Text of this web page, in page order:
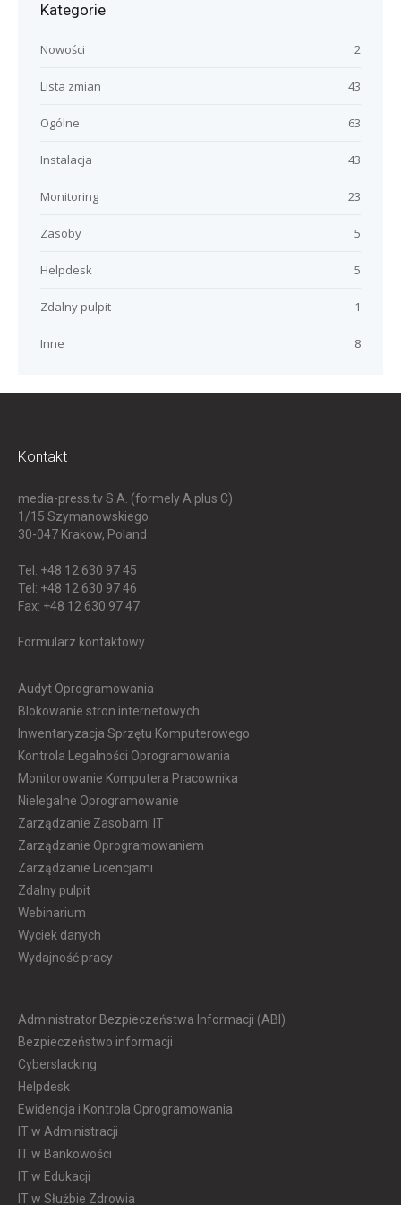
Kategorie
2
Nowości
43
Lista zmian
63
Ogólne
43
Instalacja
23
Monitoring
5
Zasoby
5
Helpdesk
1
Zdalny pulpit
8
Inne
Kontakt
media-press.tv S.A. (formely A plus C)
1/15 Szymanowskiego
30-047 Krakow, Poland
Tel: +48 12 630 97 45
Tel: +48 12 630 97 46
Fax: +48 12 630 97 47
Formularz kontaktowy
Audyt Oprogramowania
Blokowanie stron internetowych
Inwentaryzacja Sprzętu Komputerowego
Kontrola Legalności Oprogramowania
Monitorowanie Komputera Pracownika
Nielegalne Oprogramowanie
Zarządzanie Zasobami IT
Zarządzanie Oprogramowaniem
Zarządzanie Licencjami
Zdalny pulpit
Webinarium
Wyciek danych
Wydajność pracy
Administrator Bezpieczeństwa Informacji (ABI)
Bezpieczeństwo informacji
Cyberslacking
Helpdesk
Ewidencja i Kontrola Oprogramowania
IT w Administracji
IT w Bankowości
IT w Edukacji
IT w Służbie Zdrowia